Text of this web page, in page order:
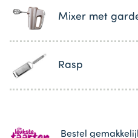
Mixer met
Rasp
Bestel